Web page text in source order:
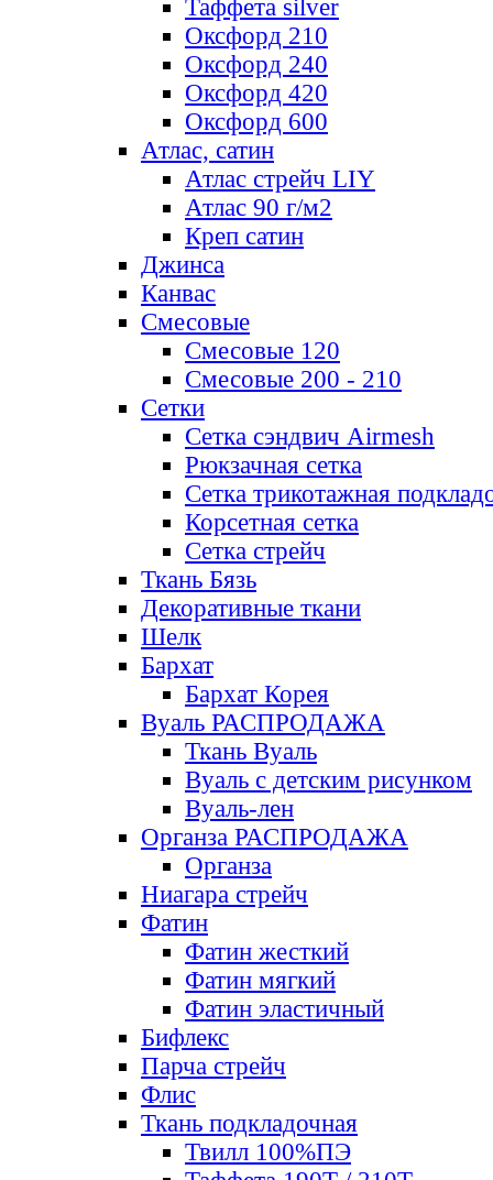
Таффета silver
Оксфорд 210
Оксфорд 240
Оксфорд 420
Оксфорд 600
Атлас, сатин
Атлас стрейч LIY
Атлас 90 г/м2
Креп сатин
Джинса
Канвас
Смесовые
Смесовые 120
Смесовые 200 - 210
Сетки
Сетка сэндвич Airmesh
Рюкзачная сетка
Сетка трикотажная
Корсетная сетка
Сетка стрейч
Ткань Бязь
Декоративные ткани
Шелк
Бархат
Бархат Корея
Вуаль РАСПРОДАЖА
Ткань Вуаль
Вуаль с детским рисунком
Вуаль-лен
Органза РАСПРОДАЖА
Органза
Ниагара стрейч
Фатин
Фатин жесткий
Фатин мягкий
Фатин элаcтичный
Бифлекс
Парча стрейч
Флис
Ткань подкладочная
Твилл 100%ПЭ